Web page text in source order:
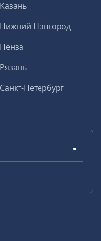
Казань
Нижний Новгород
Пенза
Рязань
Санкт-Петербург